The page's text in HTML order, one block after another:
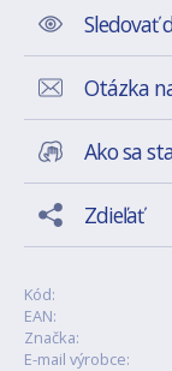
Sledovať
Otázka
Ako sa
Zdieľať
Kód:
EAN:
Značka:
E-mail výrobce: